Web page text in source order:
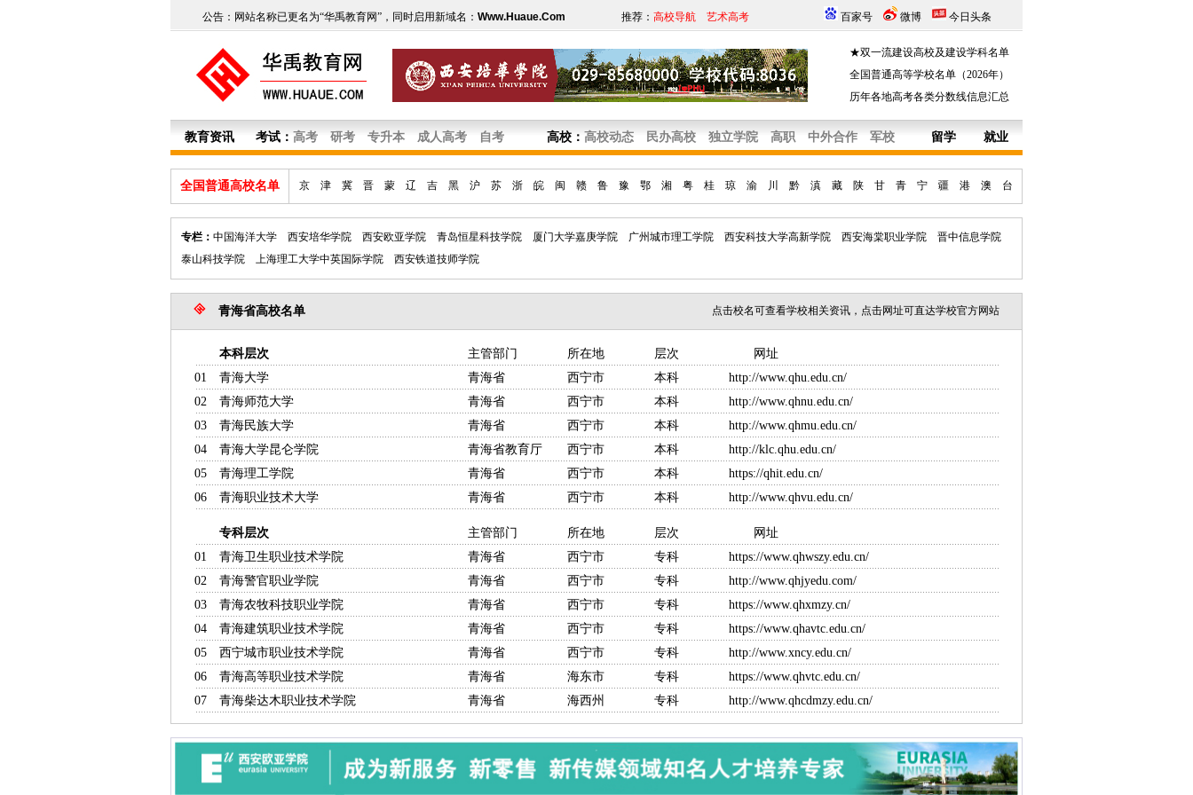
公告：网站名称已更名为“华禹教育网”，同时启用新域名： Www.Huaue.Com 推荐： 高校导航 艺术高考 百家号 微博 今日头条
★双一流建设高校及建设学科名单
全国普通高等学校名单（2026年）
历年各地高考各类分数线信息汇总
教育资讯 考试： 高考 研考 专升本 成人高考 自考 高校： 高校动态 民办高校 独立学院 高职 中外合作 军校 留学 就业
全国普通高校名单 京 津 冀 晋 蒙 辽 吉 黑 沪 苏 浙 皖 闽 赣 鲁 豫 鄂 湘 粤 桂 琼 渝 川 黔 滇 藏 陕 甘 青 宁 疆 港 澳 台
专栏： 中国海洋大学 西安培华学院 西安欧亚学院 青岛恒星科技学院 厦门大学嘉庚学院 广州城市理工学院 西安科技大学高新学院 西安海棠职业学院
晋中信息学院
泰山科技学院
上海理工大学中英国际学院 西安铁道技师学院
青海省高校名单 点击校名可查看学校相关资讯，点击网址可直达学校官方网站
本科层次 主管部门 所在地 层次 网址
01 青海大学 青海省 西宁市 本科 http://www.qhu.edu.cn/
02 青海师范大学 青海省 西宁市 本科 http://www.qhnu.edu.cn/
03 青海民族大学 青海省 西宁市 本科 http://www.qhmu.edu.cn/
04 青海大学昆仑学院 青海省教育厅 西宁市 本科 http://klc.qhu.edu.cn/
05 青海理工学院 青海省 西宁市 本科 https://qhit.edu.cn/
06 青海职业技术大学 青海省 西宁市 本科 http://www.qhvu.edu.cn/
专科层次 主管部门 所在地 层次 网址
01 青海卫生职业技术学院 青海省 西宁市 专科 https://www.qhwszy.edu.cn/
02 青海警官职业学院 青海省 西宁市 专科 http://www.qhjyedu.com/
03 青海农牧科技职业学院 青海省 西宁市 专科 https://www.qhxmzy.cn/
04 青海建筑职业技术学院 青海省 西宁市 专科 https://www.qhavtc.edu.cn/
05 西宁城市职业技术学院 青海省 西宁市 专科 http://www.xncy.edu.cn/
06 青海高等职业技术学院 青海省 海东市 专科 https://www.qhvtc.edu.cn/
07 青海柴达木职业技术学院 青海省 海西州 专科 http://www.qhcdmzy.edu.cn/